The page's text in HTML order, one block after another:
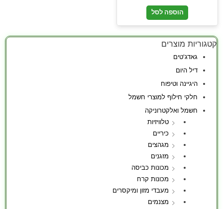
הוספה לסל
קטגוריות מוצרים
גאדג'טים
דיל היום
היגיינה וטיפוח
חלקי חילוף למוצרי חשמל
חשמל ואלקטרוניקה
טלוויזיות
כיריים
מגהצים
מזגנים
מכונות כביסה
מכונות קרח
מעבדי מזון ומיקסרים
מצנמים